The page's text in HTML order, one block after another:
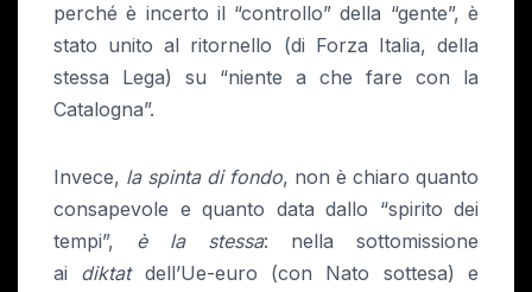
perché è incerto il “controllo” della “gente”, è
stato unito al ritornello (di Forza Italia, della
stessa Lega) su “niente a che fare con la
Catalogna”.
Invece, la spinta di fondo, non è chiaro quanto
consapevole e quanto data dallo “spirito dei
tempi”, è la stessa: nella sottomissione
ai diktatdell’Ue-euro (con Nato sottesa) e